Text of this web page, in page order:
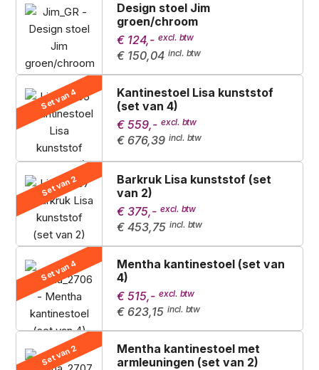
Design stoel Jim
groen/chroom
€ 124,-
€ 150,04
Set van 4
Kantinestoel Lisa kunststof
(set van 4)
€ 559,-
€ 676,39
Set van 2
Barkruk Lisa kunststof (set
van 2)
€ 375,-
€ 453,75
Set van 4
Mentha kantinestoel (set van
4)
€ 515,-
€ 623,15
Set van 2
Mentha kantinestoel met
armleuningen (set van 2)